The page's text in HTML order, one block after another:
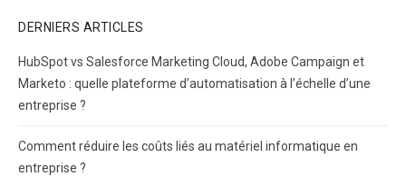
DERNIERS ARTICLES
HubSpot vs Salesforce Marketing Cloud, Adobe Campaign et
Marketo : quelle plateforme d’automatisation à l’échelle d’une
entreprise ?
Comment réduire les coûts liés au matériel informatique en
entreprise ?